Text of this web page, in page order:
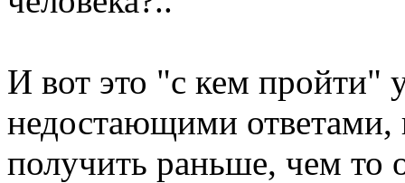
И вот это "с кем пройти"
недостающими ответами,
получить раньше, чем то